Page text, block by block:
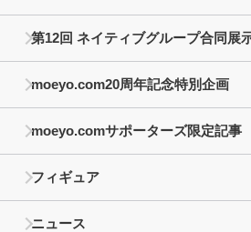
第12回 ネイティブグループ合同展
moeyo.com20周年記念特別企画
moeyo.comサポーターズ限定記事
フィギュア
ニュース